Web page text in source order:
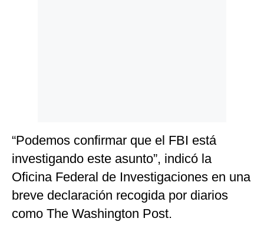
“Podemos confirmar que el FBI está
investigando este asunto”, indicó la
Oficina Federal de Investigaciones en una
breve declaración recogida por diarios
como The Washington Post.